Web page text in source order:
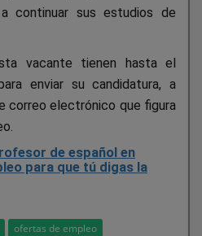
continuar sus estudios de
vacante tienen hasta el
enviar su candidatura, a
correo electrónico que figura
de español en
para que tú digas la
ofertas de empleo